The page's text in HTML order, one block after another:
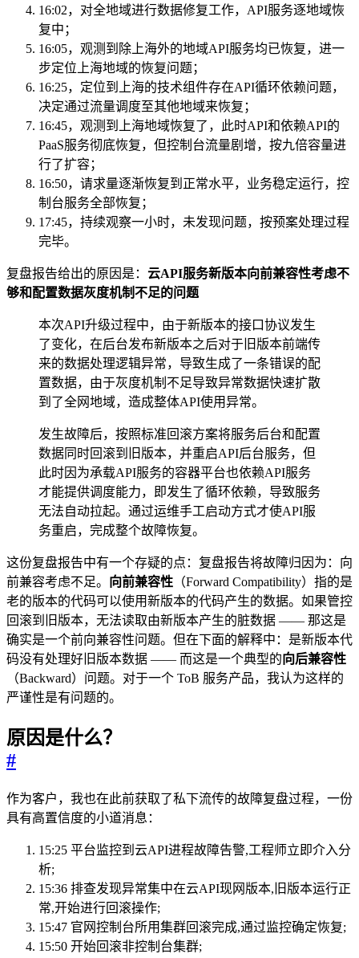
16:02，对全地域进行数据修复工作，API服务逐地域恢
复中；
16:05，观测到除上海外的地域API服务均已恢复，进一
步定位上海地域的恢复问题；
16:25，定位到上海的技术组件存在API循环依赖问题，
决定通过流量调度至其他地域来恢复；
16:45，观测到上海地域恢复了，此时API和依赖API的
PaaS服务彻底恢复，但控制台流量剧增，按九倍容量进
行了扩容；
16:50，请求量逐渐恢复到正常水平，业务稳定运行，控
制台服务全部恢复；
17:45，持续观察一小时，未发现问题，按预案处理过程
完毕。
复盘报告给出的原因是： 云API服务新版本向前兼容性考虑不
够和配置数据灰度机制不足的问题
本次API升级过程中，由于新版本的接口协议发生
了变化，在后台发布新版本之后对于旧版本前端传
来的数据处理逻辑异常，导致生成了一条错误的配
置数据，由于灰度机制不足导致异常数据快速扩散
到了全网地域，造成整体API使用异常。
发生故障后，按照标准回滚方案将服务后台和配置
数据同时回滚到旧版本，并重启API后台服务，但
此时因为承载API服务的容器平台也依赖API服务
才能提供调度能力，即发生了循环依赖，导致服务
无法自动拉起。通过运维手工启动方式才使API服
务重启，完成整个故障恢复。
这份复盘报告中有一个存疑的点：复盘报告将故障归因为：向
前兼容考虑不足。 向前兼容性 （Forward Compatibility）指的是
老的版本的代码可以使用新版本的代码产生的数据。如果管控
回滚到旧版本，无法读取由新版本产生的脏数据 —— 那这是
确实是一个前向兼容性问题。但在下面的解释中：是新版本代
码没有处理好旧版本数据 —— 而这是一个典型的向后兼容性
（Backward）问题。对于一个 ToB 服务产品，我认为这样的
严谨性是有问题的。
原因是什么？
#
作为客户，我也在此前获取了私下流传的故障复盘过程，一份
具有高置信度的小道消息：
15:25 平台监控到云API进程故障告警,工程师立即介入分
析;
15:36 排查发现异常集中在云API现网版本,旧版本运行正
常,开始进行回滚操作;
15:47 官网控制台所用集群回滚完成,通过监控确定恢复;
15:50 开始回滚非控制台集群;